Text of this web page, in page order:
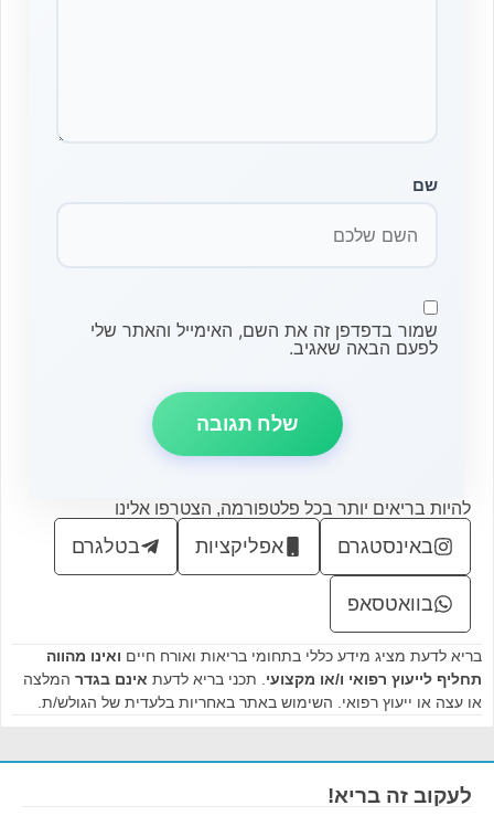
שם
שמור בדפדפן זה את השם, האימייל והאתר שלי
לפעם הבאה שאגיב.
להיות בריאים יותר בכל פלטפורמה, הצטרפו אלינו
באינסטגרם אפליקציות בטלגרם
בוואטסאפ
בריא לדעת מציג מידע כללי בתחומי בריאות ואורח חיים ואינו מהווה
תחליף לייעוץ רפואי ו/או מקצועי. תכני בריא לדעת אינם בגדר המלצה
או עצה או ייעוץ רפואי. השימוש באתר באחריות בלעדית של הגולש/ת.
לעקוב זה בריא!